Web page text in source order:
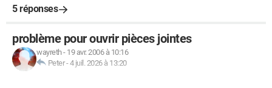
5 réponses
problème pour ouvrir pièces jointes
wayreth- 19 avr. 2006 à 10:16
Peter-4 juil. 2026 à 13:20